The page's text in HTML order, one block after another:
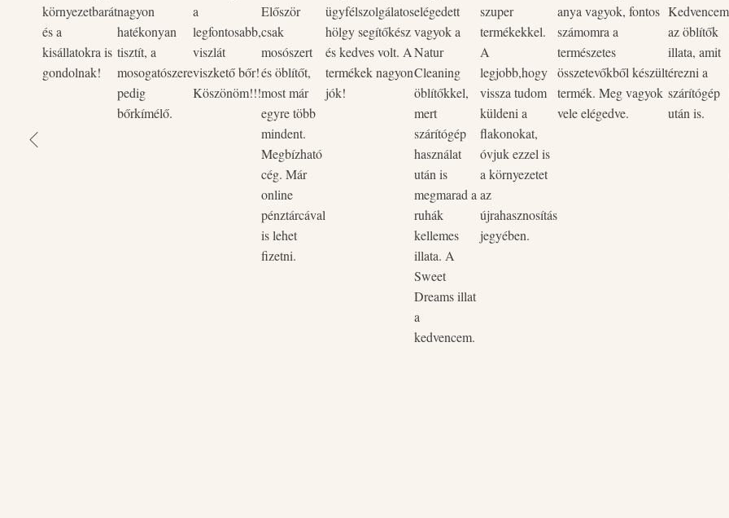
1 liter öblítőből 5liter öblítő készíthető. Hígítás során az öblítő illatának intenzitása csökken.
környezetbarát
és a
kisállatokra is
gondolnak!
nagyon
hatékonyan
tisztít, a
mosogatószere
pedig
bőrkímélő.
a
legfontosabb,
viszlát
viszkető bőr!
Köszönöm!!!
Először
csak
mosószert
és öblítőt,
most már
egyre több
mindent.
Megbízható
cég. Már
online
pénztárcával
is lehet
fizetni.
ügyfélszolgálatos
hölgy segítőkész
és kedves volt. A
termékek nagyon
jók!
elégedett
vagyok a
Natur
Cleaning
öblítőkkel,
mert
szárítógép
használat
után is
megmarad a
ruhák
kellemes
illata. A
Sweet
Dreams illat
a
kedvencem.
szuper
termékekkel.
A
legjobb,hogy
vissza tudom
küldeni a
flakonokat,
óvjuk ezzel is
a környezetet
az
újrahasznosítás
jegyében.
anya vagyok, fontos
számomra a
természetes
összetevőkből készült
termék. Meg vagyok
vele elégedve.
Kedvencem
az öblítők
illata, amit
érezni a
szárítógép
után is.